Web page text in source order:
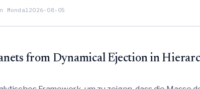
Fallzeit die Sternentstehung reguliert, aber die
Mondal 2026-08-05
from Dynamical Ejection in